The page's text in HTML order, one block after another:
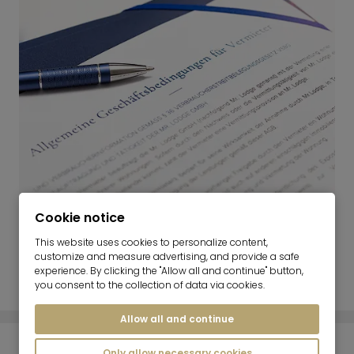
Naši pogoji za najemodajalce in pogoji za
trženje nepremičnin.
POGOJI IN DOLOČILA
Cookie notice
This website uses cookies to personalize content,
customize and measure advertising, and provide a safe
experience. By clicking the "Allow all and continue" button,
you consent to the collection of data via cookies.
Allow all and continue